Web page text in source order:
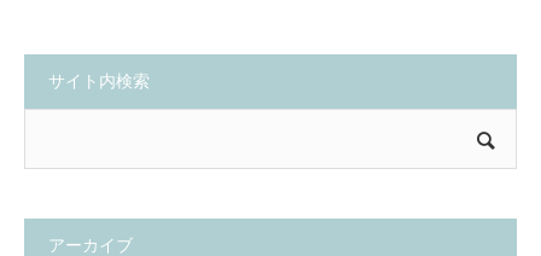
サイト内検索
アーカイブ